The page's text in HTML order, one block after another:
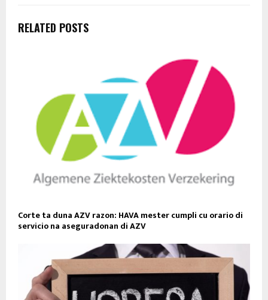
RELATED POSTS
Corte ta duna AZV razon: HAVA mester cumpli cu orario di
servicio na aseguradonan di AZV